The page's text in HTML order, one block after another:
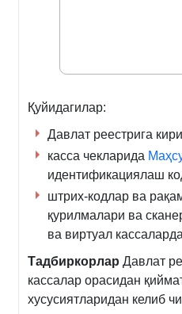
Қуйидагилар:
Давлат реестрига
касса чекларида
идентификациялаш
штрих-кодлар ва
қурилмалари ва
ва виртуал
Тадбиркорлар Давлат
кассалар орасидан
хусусиятларидан келиб